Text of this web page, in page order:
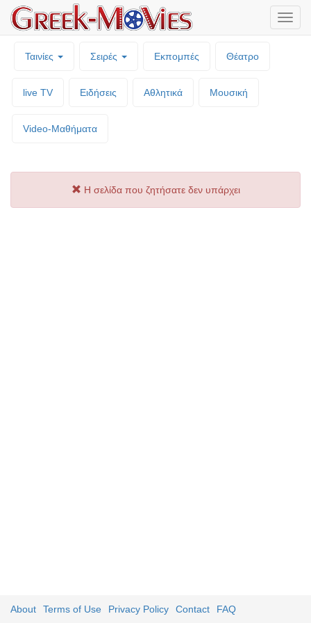
Ταινίες Σειρές Εκπομπές Θέατρο
live TV Ειδήσεις Αθλητικά Μουσική
Video-Mαθήματα
Η σελίδα που ζητήσατε δεν υπάρχει
About Terms of Use Privacy Policy Contact FAQ